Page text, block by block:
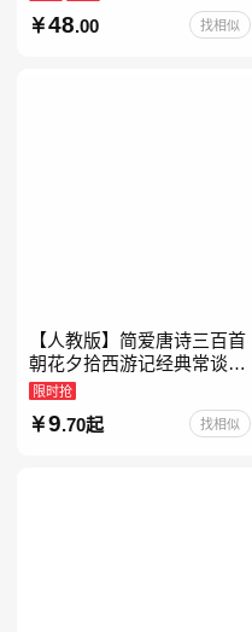
48.00 找相似
【人教版】简爱唐诗三百首
朝花夕拾西游记经典常谈昆
虫记骆驼祥子钢铁是怎样炼
成的升级版鲁迅原著正版七
八九年级上下 鲁滨逊漂流
限时抢
9.70起 找相似